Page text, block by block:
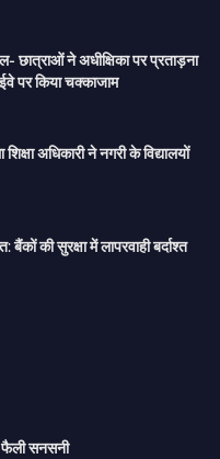
छात्राओं ने अधीक्षिका पर प्रताड़ना
पर किया चक्काजाम
अधिकारी ने नगरी के विद्यालयों
की सुरक्षा में लापरवाही बर्दाश्त
फैली सनसनी